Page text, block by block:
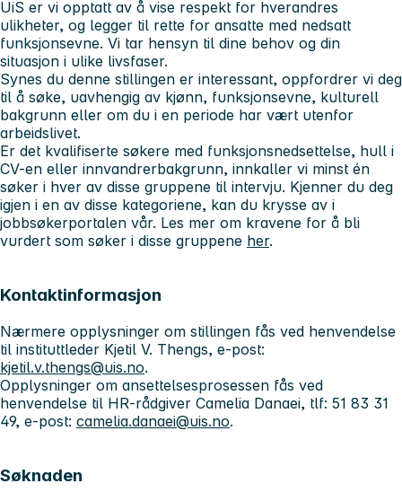
UiS er vi opptatt av å vise respekt for hverandres
ulikheter, og legger til rette for ansatte med nedsatt
funksjonsevne. Vi tar hensyn til dine behov og din
situasjon i ulike livsfaser.
Synes du denne stillingen er interessant, oppfordrer vi deg
til å søke, uavhengig av kjønn, funksjonsevne, kulturell
bakgrunn eller om du i en periode har vært utenfor
arbeidslivet.
Er det kvalifiserte søkere med funksjonsnedsettelse, hull i
CV-en eller innvandrerbakgrunn, innkaller vi minst én
søker i hver av disse gruppene til intervju. Kjenner du deg
igjen i en av disse kategoriene, kan du krysse av i
jobbsøkerportalen vår. Les mer om kravene for å bli
vurdert som søker i disse gruppene her.
Kontaktinformasjon
Nærmere opplysninger om stillingen fås ved henvendelse
til instituttleder Kjetil V. Thengs, e-post:
kjetil.v.thengs@uis.no.
Opplysninger om ansettelsesprosessen fås ved
henvendelse til HR-rådgiver Camelia Danaei, tlf: 51 83 31
49, e-post: camelia.danaei@uis.no.
Søknaden